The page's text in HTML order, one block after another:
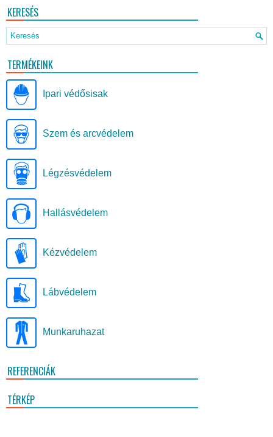
KERESÉS
TERMÉKEINK
Ipari védősisak
Szem és arcvédelem
Légzésvédelem
Hallásvédelem
Kézvédelem
Lábvédelem
Munkaruhazat
REFERENCIÁK
TÉRKÉP